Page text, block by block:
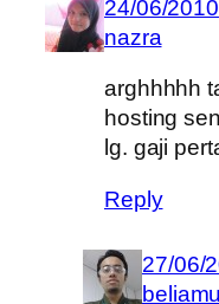
24/06/2010
nazra
arghhhhh
hosting
lg. gaji
Reply
27/06/